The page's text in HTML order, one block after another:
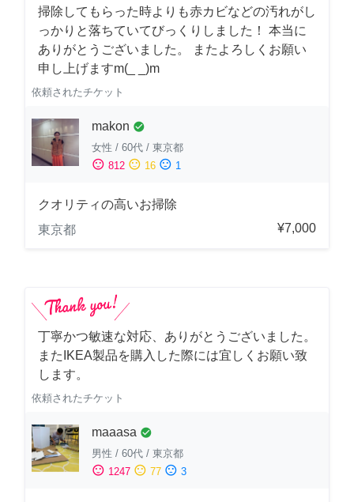
掃除してもらった時よりも赤カビなどの汚れがし
っかりと落ちていてびっくりしました！ 本当に
ありがとうございました。 またよろしくお願い
申し上げますm(_ _)m
依頼されたチケット
makon check_circle
女性 / 60代 / 東京都
sentiment_satisfied 812 sentiment_neutral 16 sentiment_dissatisfied 1
クオリティの高いお掃除
東京都
¥7,000
丁寧かつ敏速な対応、ありがとうございました。
またIKEA製品を購入した際には宜しくお願い致
します。
依頼されたチケット
maaasa check_circle
男性 / 60代 / 東京都
sentiment_satisfied 1247 sentiment_neutral 77 sentiment_dissatisfied 3